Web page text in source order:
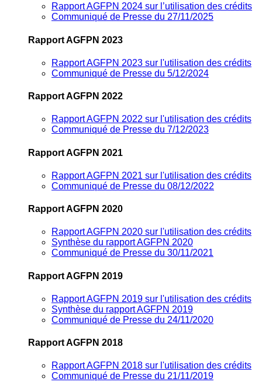
Rapport AGFPN 2024 sur l’utilisation des crédits
Communiqué de Presse du 27/11/2025
Rapport AGFPN 2023
Rapport AGFPN 2023 sur l'utilisation des crédits
Communiqué de Presse du 5/12/2024
Rapport AGFPN 2022
Rapport AGFPN 2022 sur l'utilisation des crédits
Communiqué de Presse du 7/12/2023
Rapport AGFPN 2021
Rapport AGFPN 2021 sur l'utilisation des crédits
Communiqué de Presse du 08/12/2022
Rapport AGFPN 2020
Rapport AGFPN 2020 sur l'utilisation des crédits
Synthèse du rapport AGFPN 2020
Communiqué de Presse du 30/11/2021
Rapport AGFPN 2019
Rapport AGFPN 2019 sur l'utilisation des crédits
Synthèse du rapport AGFPN 2019
Communiqué de Presse du 24/11/2020
Rapport AGFPN 2018
Rapport AGFPN 2018 sur l'utilisation des crédits
Communiqué de Presse du 21/11/2019